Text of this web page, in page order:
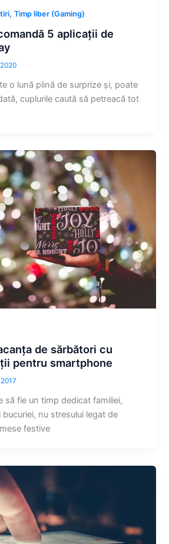
,Timp liber (Gaming)
5 aplicații de
o lună plină de surprize și, poate
cuplurile caută să petreacă tot
de sărbători cu
pentru smartphone
să fie un timp dedicat familiei,
bucuriei, nu stresului legat de
festive